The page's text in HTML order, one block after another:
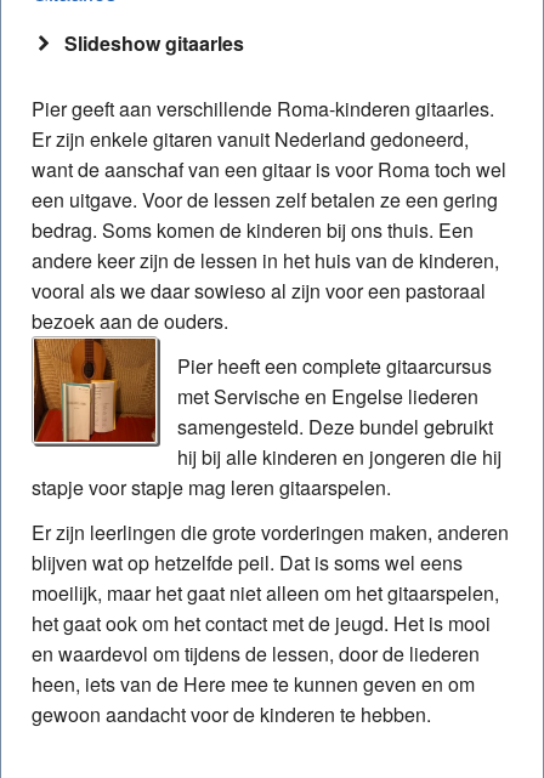
Slideshow gitaarles
Pier geeft aan verschillende Roma-kinderen gitaarles.
Er zijn enkele gitaren vanuit Nederland gedoneerd,
want de aanschaf van een gitaar is voor Roma toch wel
een uitgave. Voor de lessen zelf betalen ze een gering
bedrag. Soms komen de kinderen bij ons thuis. Een
andere keer zijn de lessen in het huis van de kinderen,
vooral als we daar sowieso al zijn voor een pastoraal
bezoek aan de ouders.
Pier heeft een complete gitaarcursus
met Servische en Engelse liederen
samengesteld. Deze bundel gebruikt
hij bij alle kinderen en jongeren die hij
stapje voor stapje mag leren gitaarspelen.
Er zijn leerlingen die grote vorderingen maken, anderen
blijven wat op hetzelfde peil. Dat is soms wel eens
moeilijk, maar het gaat niet alleen om het gitaarspelen,
het gaat ook om het contact met de jeugd. Het is mooi
en waardevol om tijdens de lessen, door de liederen
heen, iets van de Here mee te kunnen geven en om
gewoon aandacht voor de kinderen te hebben.